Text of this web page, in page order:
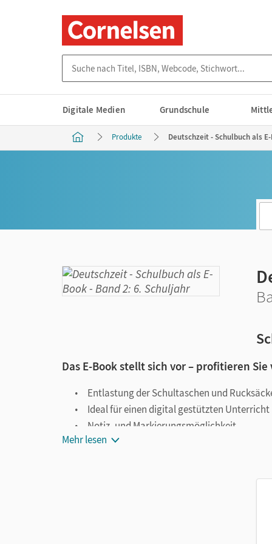
Digitale Medien Grundschule
Produkte Deutschzeit - Schulbuch als
Das E-Book stellt sich vor – profitieren
Entlastung der Schultaschen und
Ideal für einen digital gestützten Unterricht
Notiz- und Markierungsmöglichkeit
Jederzeit unkompliziert verfügbar
Mehr lesen